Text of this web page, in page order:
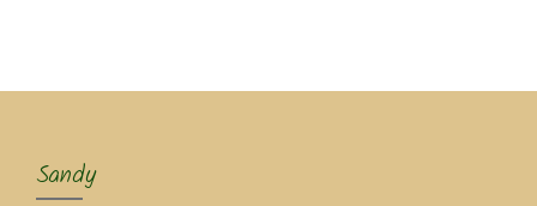
Sandy